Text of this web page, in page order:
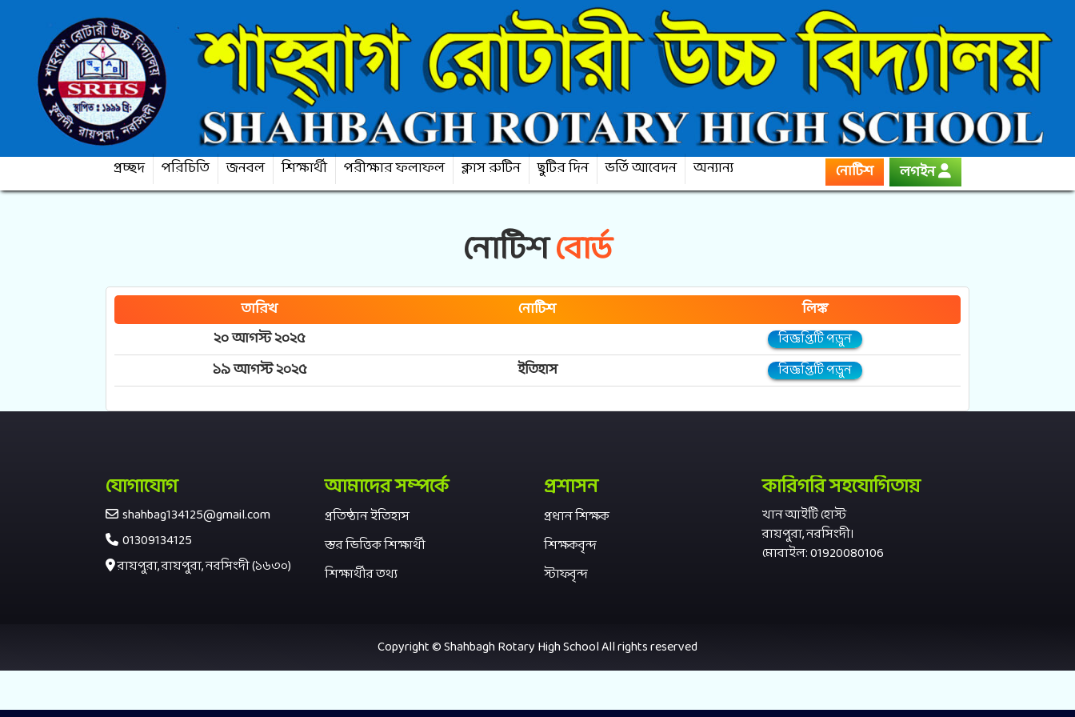
প্রচ্ছদ পরিচিতি জনবল শিক্ষার্থী পরীক্ষার ফলাফল ক্লাস রুটিন ছুটির দিন ভর্তি আবেদন অন্যান্য নোটিশ লগইন
নোটিশবোর্ড
তারিখ নোটিশ
লিঙ্ক
২০ আগস্ট ২০২৫
বিজ্ঞপ্তিটি পড়ুন
১৯ আগস্ট ২০২৫ ইতিহাস বিজ্ঞপ্তিটি পড়ুন
যোগাযোগ
shahbag134125@gmail.com
01309134125
রায়পুরা, রায়পুরা, নরসিংদী (১৬৩০)
আমাদের সম্পর্কে
প্রতিষ্ঠান ইতিহাস
স্তর ভিত্তিক শিক্ষার্থী
শিক্ষার্থীর তথ্য
প্রশাসন
প্রধান শিক্ষক
শিক্ষকবৃন্দ
স্টাফবৃন্দ
কারিগরি সহযোগিতায়
খান আইটি হোস্ট
রায়পুরা, নরসিংদী।
মোবাইল: 01920080106
Copyright © Shahbagh Rotary High School All rights reserved